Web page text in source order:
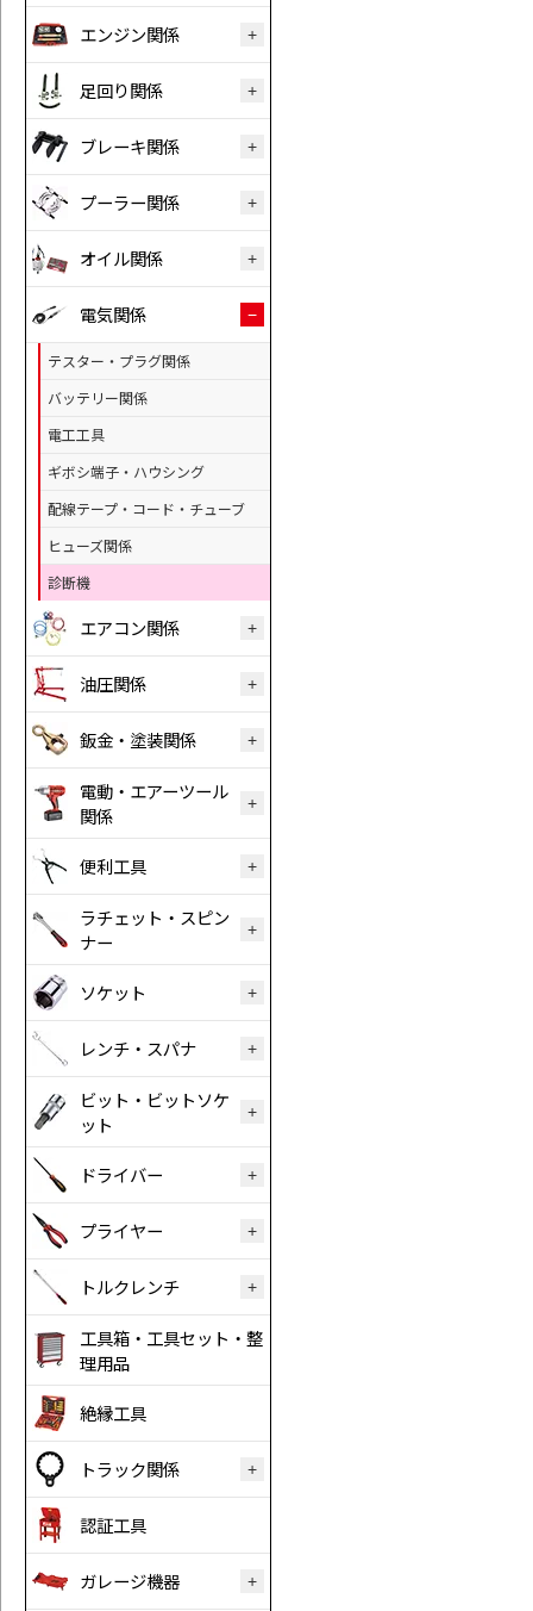
エンジン関係
足回り関係
ブレーキ関係
プーラー関係
オイル関係
電気関係
テスター・プラグ関係
バッテリー関係
電工工具
ギボシ端子・ハウシング
配線テープ・コード・チューブ
ヒューズ関係
診断機
エアコン関係
油圧関係
鈑金・塗装関係
電動・エアーツール
関係
便利工具
ラチェット・スピン
ナー
ソケット
レンチ・スパナ
ビット・ビットソケ
ット
ドライバー
プライヤー
トルクレンチ
工具箱・工具セット・整
理用品
絶縁工具
トラック関係
認証工具
ガレージ機器